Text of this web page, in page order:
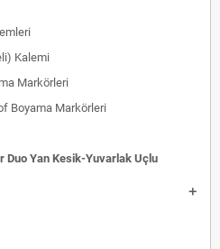
Kalemi
Markörleri
Boyama Markörleri
Duo Yan Kesik-Yuvarlak Uçlu